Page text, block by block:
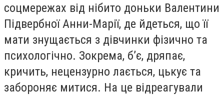
соцмережах від нібито доньки Валентини
Підвербної Анни-Марії, де йдеться, що її
мати знущається з дівчинки фізично та
психологічно. Зокрема, б’є, дряпає,
кричить, нецензурно лається, цькує та
забороняє митися. На це відреагували